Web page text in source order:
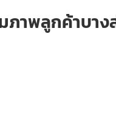
ภาพลูกค้าบา